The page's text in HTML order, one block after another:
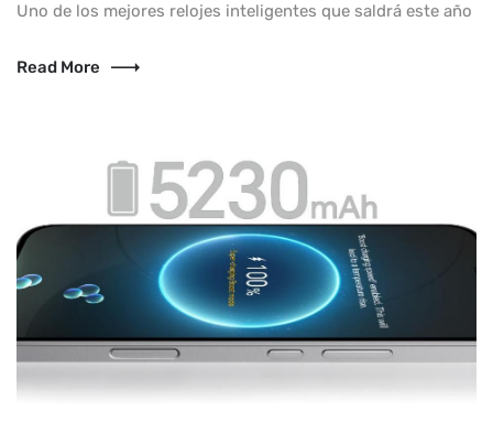
Uno de los mejores relojes inteligentes que saldrá este año
Read More